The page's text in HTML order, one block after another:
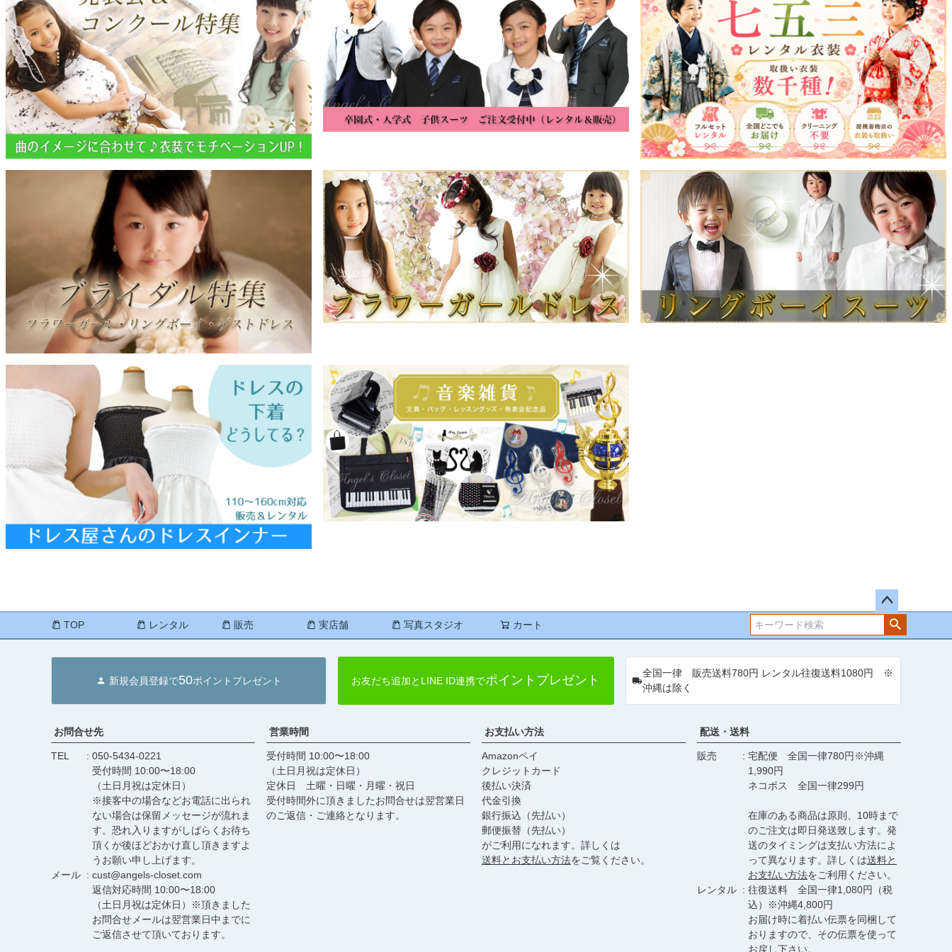
ペー
ジト
TOP レンタル 販売 実店舗 写真スタジオ カート
検索
新規会員登録で50ポイントプレゼント お友だち追加とLINE ID連携でポイントプレゼント
全国一律 販売送料780円 レンタル往復送料1080円 ※
沖縄は除く
お問合せ先
TEL
050-5434-0221
受付時間 10:00〜18:00
（土日月祝は定休日）
※接客中の場合などお電話に出られ
ない場合は保留メッセージが流れま
す。恐れ入りますがしばらくお待ち
頂くか後ほどおかけ直し頂きますよ
うお願い申し上げます。
メール
cust@angels-closet.com
返信対応時間 10:00〜18:00
（土日月祝は定休日）※頂きました
お問合せメールは翌営業日中までに
ご返信させて頂いております。
営業時間
受付時間 10:00〜18:00
（土日月祝は定休日）
定休日 土曜・日曜・月曜・祝日
受付時間外に頂きましたお問合せは翌営業日
のご返信・ご連絡となります。
お支払い方法
Amazonペイ
クレジットカード
後払い決済
代金引換
銀行振込（先払い）
郵便振替（先払い）
がご利用になれます。詳しくは
送料とお支払い方法をご覧ください。
配送・送料
販売
宅配便 全国一律780円※沖縄
1,990円
ネコポス 全国一律299円
在庫のある商品は原則、10時まで
のご注文は即日発送致します。発
送のタイミングは支払い方法によ
って異なります。詳しくは送料と
お支払い方法をご利用ください。
レンタル
往復送料 全国一律1,080円（税
込）※沖縄4,800円
お届け時に着払い伝票を同梱して
おりますので、その伝票を使って
お戻し下さい。